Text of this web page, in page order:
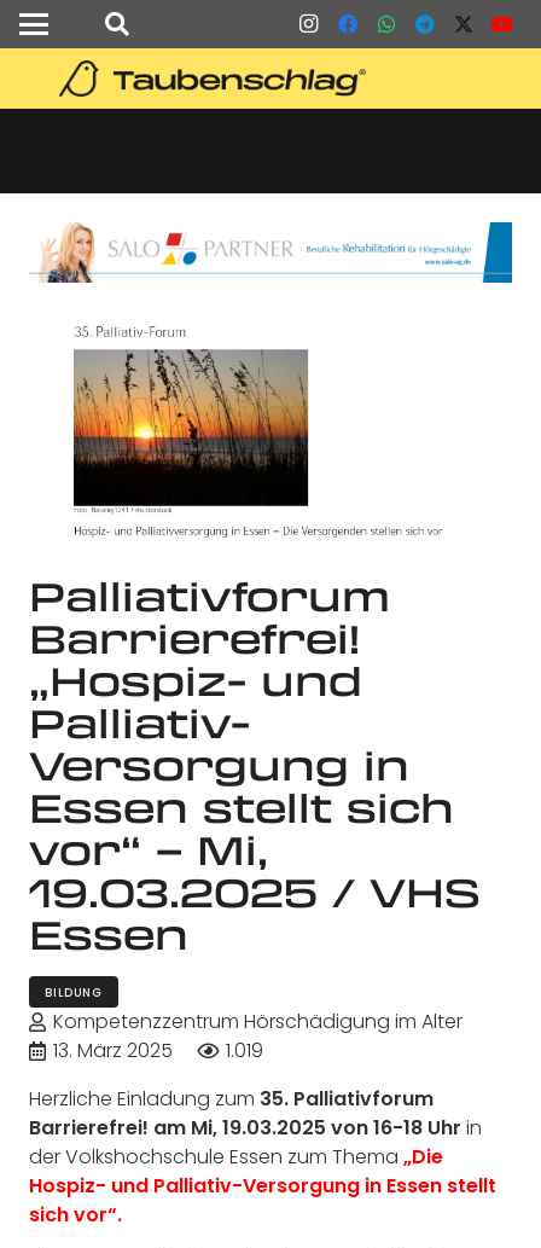
Palliativforum
Barrierefrei!
„Hospiz- und
Palliativ-
Versorgung in
Essen stellt sich
vor“ – Mi,
19.03.2025 / VHS
Essen
BILDUNG
Kompetenzzentrum Hörschädigung im Alter
13. März 2025
1.019
Herzliche Einladung zum 35. Palliativforum
Barrierefrei! am Mi, 19.03.2025 von 16-18 Uhr in
der Volkshochschule Essen zum Thema „Die
Hospiz- und Palliativ-Versorgung in Essen stellt
sich vor“.